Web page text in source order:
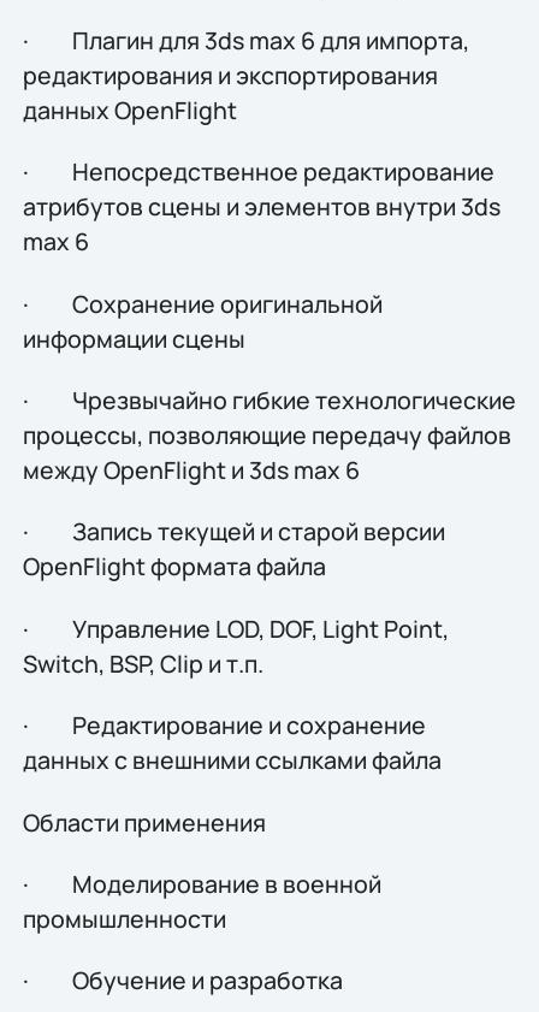
· Плагин для 3ds max 6 для импорта,
редактирования и экспортирования
данных OpenFlight
· Непосредственное редактирование
атрибутов сцены и элементов внутри 3ds
max 6
· Сохранение оригинальной
информации сцены
· Чрезвычайно гибкие технологические
процессы, позволяющие передачу файлов
между OpenFlight и 3ds max 6
· Запись текущей и старой версии
OpenFlight формата файла
· Управление LOD, DOF, Light Point,
Switch, BSP, Clip и т.п.
· Редактирование и сохранение
данных с внешними ссылками файла
Области применения
· Моделирование в военной
промышленности
· Обучение и разработка